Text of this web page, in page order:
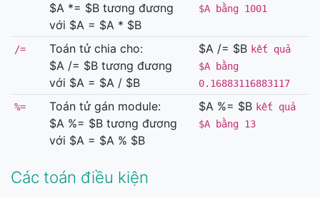
$A *= $B tương đương
với $A = $A * $B
$A bằng 1001
/=
Toán tử chia cho:
$A /= $B tương đương
với $A = $A / $B
$A /= $B kết quả
$A bằng
0.16883116883117
%=
Toán tử gán module:
$A %= $B tương đương
với $A = $A % $B
$A %= $B kết quả
$A bằng 13
Các toán điều kiện